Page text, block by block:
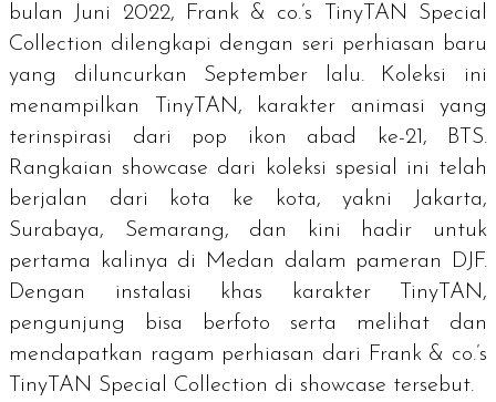
bulan Juni 2022, Frank & co.’s TinyTAN Special
Collection dilengkapi dengan seri perhiasan baru
yang diluncurkan September lalu. Koleksi ini
menampilkan TinyTAN, karakter animasi yang
terinspirasi dari pop ikon abad ke-21, BTS.
Rangkaian showcase dari koleksi spesial ini telah
berjalan dari kota ke kota, yakni Jakarta,
Surabaya, Semarang, dan kini hadir untuk
pertama kalinya di Medan dalam pameran DJF.
Dengan instalasi khas karakter TinyTAN,
pengunjung bisa berfoto serta melihat dan
mendapatkan ragam perhiasan dari Frank & co.’s
TinyTAN Special Collection di showcase tersebut.